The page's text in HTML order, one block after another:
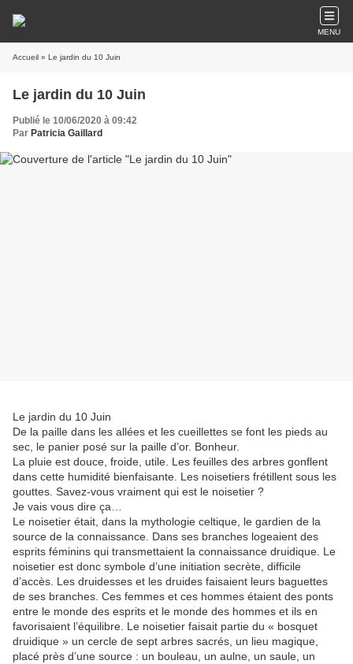
MENU
Accueil » Le jardin du 10 Juin
Le jardin du 10 Juin
Publié le 10/06/2020 à 09:42
Par Patricia Gaillard
Le jardin du 10 Juin
De la paille dans les allées et les cueillettes se font les pieds au
sec, le panier posé sur la paille d’or. Bonheur.
La pluie est douce, froide, utile. Les feuilles des arbres gonflent
dans cette humidité bienfaisante. Les noisetiers frétillent sous les
gouttes. Savez-vous vraiment qui est le noisetier ?
Je vais vous dire ça…
Le noisetier était, dans la mythologie celtique, le gardien de la
source de la connaissance. Dans ses branches logeaient des
esprits féminins qui transmettaient la connaissance druidique. Le
noisetier est donc symbole d’une initiation secrète, difficile
d’accès. Les druidesses et les druides faisaient leurs baguettes
de ses branches. Ces femmes et ces hommes étaient des ponts
entre le monde des esprits et le monde des hommes et ils en
favorisaient l’équilibre. Le noisetier faisait partie du « bosquet
druidique » un cercle de sept arbres sacrés, un lieu magique,
placé près d’une source : un bouleau, un aulne, un saule, un